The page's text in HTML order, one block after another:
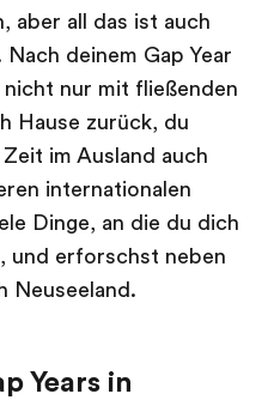
aber all das ist auch
deinem Gap Year
nur mit fließenden
Hause zurück, du
im Ausland auch
internationalen
Dinge, an die du dich
und erforschst neben
Neuseeland.
Years in